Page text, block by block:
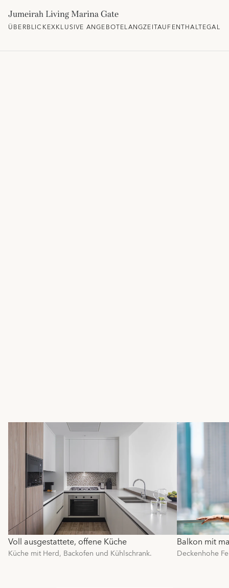
Jumeirah Living Marina Gate
ÜBERBLICKEXKLUSIVE ANGEBOTELANGZEITAUFENTHALTE
Voll ausgestattete, offene Küche
Küche mit Herd, Backofen und Kühlschrank.
Balkon mit
Deckenhohe